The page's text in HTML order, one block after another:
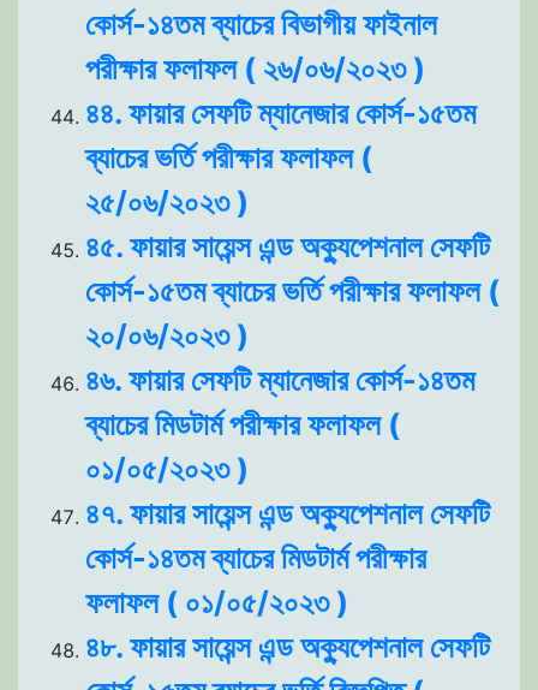
কোর্স-১৪তম ব্যাচের বিভাগীয় ফাইনাল
পরীক্ষার ফলাফল ( ২৬/০৬/২০২৩ )
৪৪. ফায়ার সেফটি ম্যানেজার কোর্স-১৫তম
ব্যাচের ভর্তি পরীক্ষার ফলাফল (
২৫/০৬/২০২৩ )
৪৫. ফায়ার সায়েন্স এন্ড অক্যুপেশনাল সেফটি
কোর্স-১৫তম ব্যাচের ভর্তি পরীক্ষার ফলাফল (
২০/০৬/২০২৩ )
৪৬. ফায়ার সেফটি ম্যানেজার কোর্স-১৪তম
ব্যাচের মিডটার্ম পরীক্ষার ফলাফল (
০১/০৫/২০২৩ )
৪৭. ফায়ার সায়েন্স এন্ড অক্যুপেশনাল সেফটি
কোর্স-১৪তম ব্যাচের মিডটার্ম পরীক্ষার
ফলাফল ( ০১/০৫/২০২৩ )
৪৮. ফায়ার সায়েন্স এন্ড অক্যুপেশনাল সেফটি